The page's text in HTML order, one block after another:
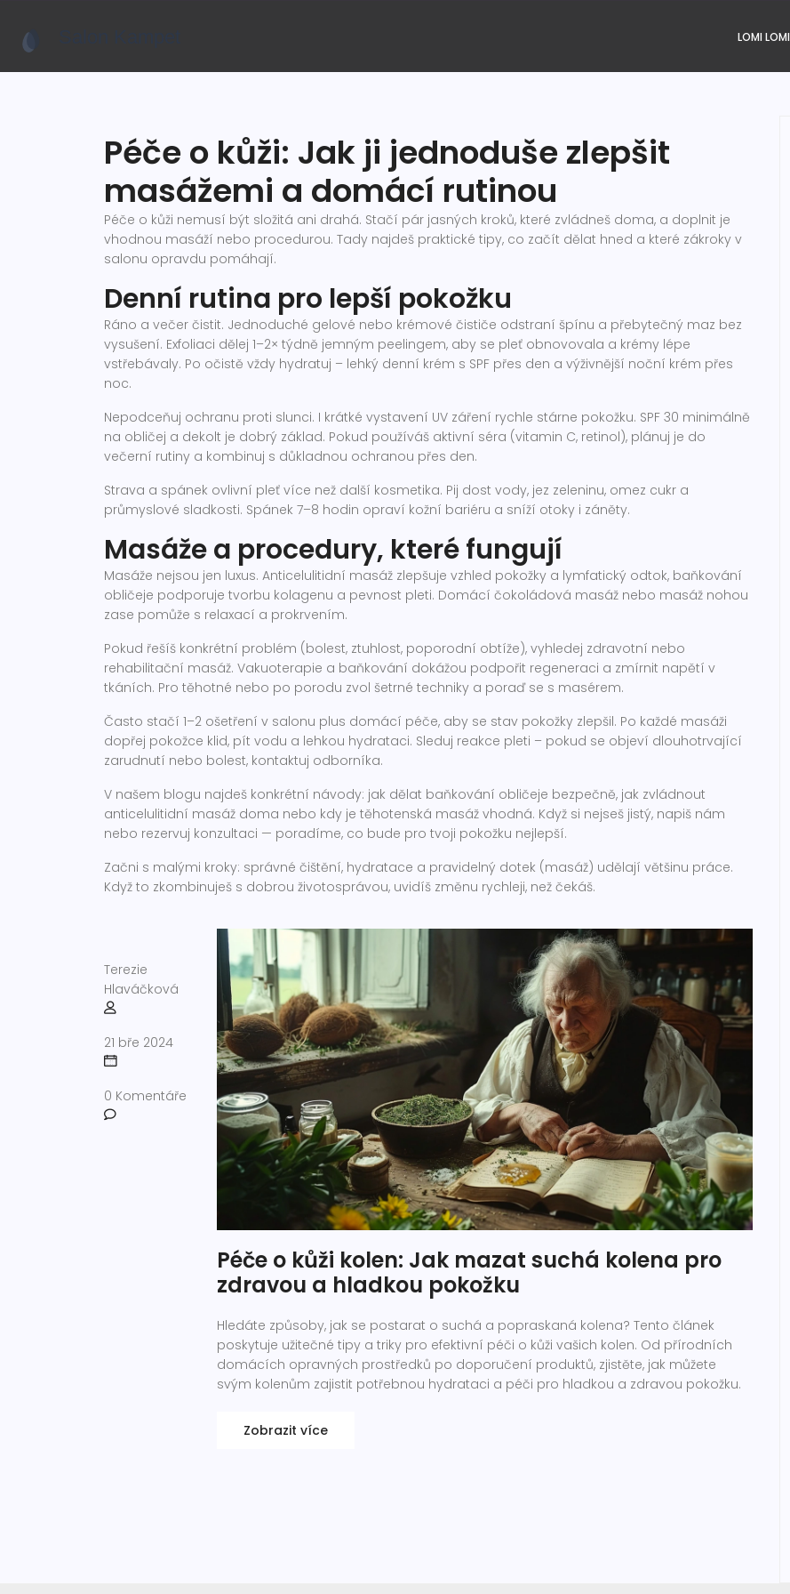
LOMI LOMI
Péče o kůži: Jak ji jednoduše zlepšit
masážemi a domácí rutinou
Péče o kůži nemusí být složitá ani drahá. Stačí pár jasných kroků, které zvládneš doma, a doplnit je
vhodnou masáží nebo procedurou. Tady najdeš praktické tipy, co začít dělat hned a které zákroky v
salonu opravdu pomáhají.
Denní rutina pro lepší pokožku
Ráno a večer čistit. Jednoduché gelové nebo krémové čističe odstraní špínu a přebytečný maz bez
vysušení. Exfoliaci dělej 1–2× týdně jemným peelingem, aby se pleť obnovovala a krémy lépe
vstřebávaly. Po očistě vždy hydratuj – lehký denní krém s SPF přes den a výživnější noční krém přes
noc.
Nepodceňuj ochranu proti slunci. I krátké vystavení UV záření rychle stárne pokožku. SPF 30 minimálně
na obličej a dekolt je dobrý základ. Pokud používáš aktivní séra (vitamin C, retinol), plánuj je do
večerní rutiny a kombinuj s důkladnou ochranou přes den.
Strava a spánek ovlivní pleť více než další kosmetika. Pij dost vody, jez zeleninu, omez cukr a
průmyslové sladkosti. Spánek 7–8 hodin opraví kožní bariéru a sníží otoky i záněty.
Masáže a procedury, které fungují
Masáže nejsou jen luxus. Anticelulitidní masáž zlepšuje vzhled pokožky a lymfatický odtok, baňkování
obličeje podporuje tvorbu kolagenu a pevnost pleti. Domácí čokoládová masáž nebo masáž nohou
zase pomůže s relaxací a prokrvením.
Pokud řešíš konkrétní problém (bolest, ztuhlost, poporodní obtíže), vyhledej zdravotní nebo
rehabilitační masáž. Vakuoterapie a baňkování dokážou podpořit regeneraci a zmírnit napětí v
tkáních. Pro těhotné nebo po porodu zvol šetrné techniky a poraď se s masérem.
Často stačí 1–2 ošetření v salonu plus domácí péče, aby se stav pokožky zlepšil. Po každé masáži
dopřej pokožce klid, pít vodu a lehkou hydrataci. Sleduj reakce pleti – pokud se objeví dlouhotrvající
zarudnutí nebo bolest, kontaktuj odborníka.
V našem blogu najdeš konkrétní návody: jak dělat baňkování obličeje bezpečně, jak zvládnout
anticelulitidní masáž doma nebo kdy je těhotenská masáž vhodná. Když si nejseš jistý, napiš nám
nebo rezervuj konzultaci — poradíme, co bude pro tvoji pokožku nejlepší.
Začni s malými kroky: správné čištění, hydratace a pravidelný dotek (masáž) udělají většinu práce.
Když to zkombinuješ s dobrou životosprávou, uvidíš změnu rychleji, než čekáš.
Terezie
Hlaváčková
21 bře 2024
0 Komentáře
Péče o kůži kolen: Jak mazat suchá kolena pro
zdravou a hladkou pokožku
Hledáte způsoby, jak se postarat o suchá a popraskaná kolena? Tento článek
poskytuje užitečné tipy a triky pro efektivní péči o kůži vašich kolen. Od přírodních
domácích opravných prostředků po doporučení produktů, zjistěte, jak můžete
svým kolenům zajistit potřebnou hydrataci a péči pro hladkou a zdravou pokožku.
Zobrazit více